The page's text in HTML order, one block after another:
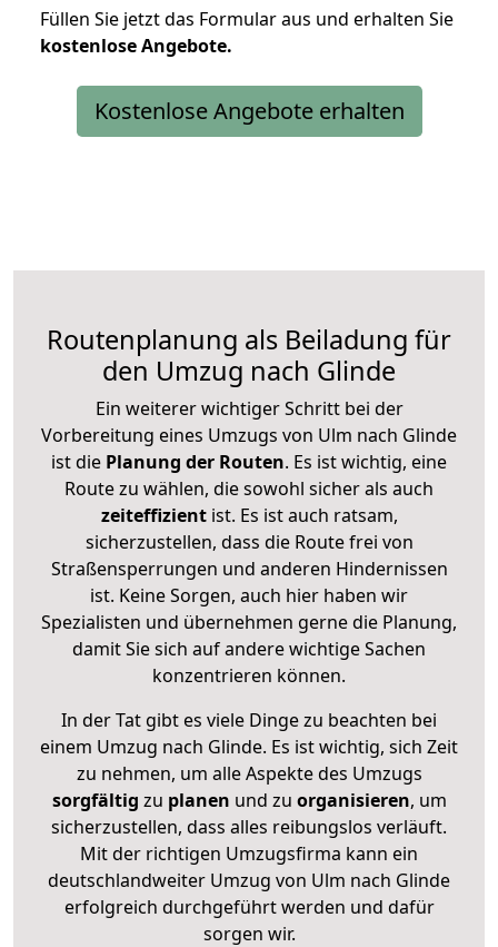
Füllen Sie jetzt das Formular aus und erhalten Sie
kostenloseAngebote.
Kostenlose Angebote erhalten
Routenplanung als Beiladung für
den Umzug nach Glinde
Ein weiterer wichtiger Schritt bei der
Vorbereitung eines Umzugs von Ulm nach Glinde
ist die Planung der Routen. Es ist wichtig, eine
Route zu wählen, die sowohl sicher als auch
zeiteffizientist. Es ist auch ratsam,
sicherzustellen, dass die Route frei von
Straßensperrungen und anderen Hindernissen
ist. Keine Sorgen, auch hier haben wir
Spezialisten und übernehmen gerne die Planung,
damit Sie sich auf andere wichtige Sachen
konzentrieren können.
In der Tat gibt es viele Dinge zu beachten bei
einem Umzug nach Glinde. Es ist wichtig, sich Zeit
zu nehmen, um alle Aspekte des Umzugs
sorgfältig zu planen und zu organisieren, um
sicherzustellen, dass alles reibungslos verläuft.
Mit der richtigen Umzugsfirma kann ein
deutschlandweiter Umzug von Ulm nach Glinde
erfolgreich durchgeführt werden und dafür
sorgen wir.